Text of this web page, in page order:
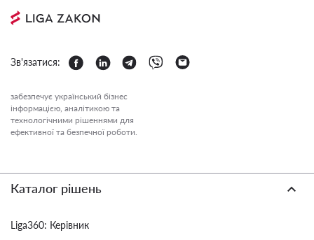
Зв'язатися:
забезпечує український бізнес
інформацією, аналітикою та
технологічними рішеннями для
ефективної та безпечної роботи.
Каталог рішень
Liga360: Керівник